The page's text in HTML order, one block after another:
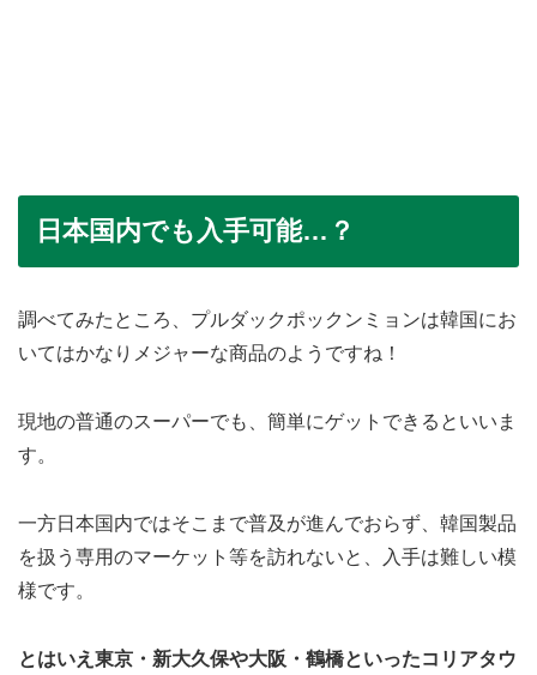
日本国内でも入手可能…？
調べてみたところ、プルダックポックンミョンは韓国にお
いてはかなりメジャーな商品のようですね！
現地の普通のスーパーでも、簡単にゲットできるといいま
す。
一方日本国内ではそこまで普及が進んでおらず、韓国製品
を扱う専用のマーケット等を訪れないと、入手は難しい模
様です。
とはいえ東京・新大久保や大阪・鶴橋といったコリアタウ